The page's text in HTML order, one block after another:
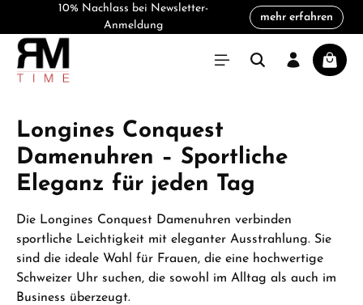
10% Nachlass bei Newsletter-
Anmeldung
mehr erfahren
Longines Conquest
Damenuhren – Sportliche
Eleganz für jeden Tag
Die Longines Conquest Damenuhren verbinden
sportliche Leichtigkeit mit eleganter Ausstrahlung. Sie
sind die ideale Wahl für Frauen, die eine hochwertige
Schweizer Uhr suchen, die sowohl im Alltag als auch im
Business überzeugt.